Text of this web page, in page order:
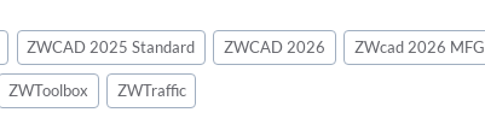
ZWCAD 2025 Standard ZWCAD 2026 ZWcad 2026 MFG
ZWToolbox ZWTraffic